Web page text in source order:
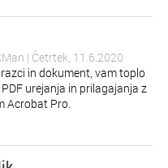
| Četrtek, 11.6.2020
in dokument, vam toplo
urejanja in prilagajanja z
Acrobat Pro.